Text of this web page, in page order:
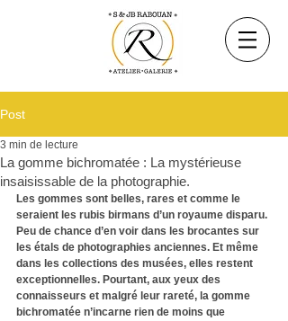
Post
La gomme bichromatée : La mystérieuse
insaisissable de la photographie.
3 min de lecture
Les gommes sont belles, rares et comme le
seraient les rubis birmans d’un royaume disparu.
Peu de chance d’en voir dans les brocantes sur
les étals de photographies anciennes. Et même
dans les collections des musées, elles restent
exceptionnelles. Pourtant, aux yeux des
connaisseurs et malgré leur rareté, la gomme
bichromatée n’incarne rien de moins que